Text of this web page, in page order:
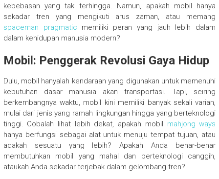
kebebasan yang tak terhingga. Namun, apakah mobil hanya
sekadar tren yang mengikuti arus zaman, atau memang
spaceman pragmatic memiliki peran yang jauh lebih dalam
dalam kehidupan manusia modern?
Mobil: Penggerak Revolusi Gaya Hidup
Dulu, mobil hanyalah kendaraan yang digunakan untuk memenuhi
kebutuhan dasar manusia akan transportasi. Tapi, seiring
berkembangnya waktu, mobil kini memiliki banyak sekali varian,
mulai dari jenis yang ramah lingkungan hingga yang berteknologi
tinggi. Cobalah lihat lebih dekat, apakah mobil mahjong ways
hanya berfungsi sebagai alat untuk menuju tempat tujuan, atau
adakah sesuatu yang lebih? Apakah Anda benar-benar
membutuhkan mobil yang mahal dan berteknologi canggih,
ataukah Anda sekadar terjebak dalam gelombang tren?